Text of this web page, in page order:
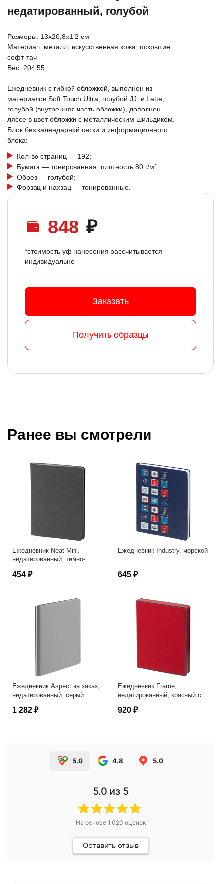
недатированный, голубой
Размеры: 13х20,8х1,2 см
Материал: металл; искусственная кожа, покрытие
софт-тач
Вес: 204.55
Ежедневник с гибкой обложкой, выполнен из
материалов Soft Touch Ultra, голубой JJ, и Latte,
голубой (внутренняя часть обложки), дополнен
ляссе в цвет обложки с металлическим шильдиком.
Блок без календарной сетки и информационного
блока:
Кол-во страниц — 192;
Бумага — тонированная, плотность 80 г/м²;
Обрез — голубой;
Форзац и нахзац — тонированные.
848 ₽
*стоимость уф нанесения рассчитывается
индивидуально
Заказать
Получить образцы
Ранее вы смотрели
Ежедневник Neat Mini,
недатированный, темно-
454 ₽
Ежедневник Industry, морской
645 ₽
Ежедневник Aspect на заказ,
недатированный, серый
1 282 ₽
Ежедневник Frame,
недатированный, красный с
920 ₽
5.0 4.8 5.0
5.0 из 5
На основе 1 020 оценок
Оставить отзыв